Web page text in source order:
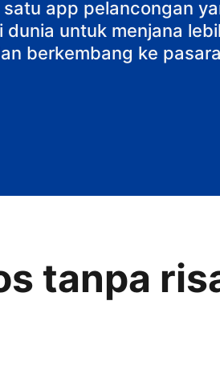
app pelancongan
dunia untuk menjana
berkembang ke
tanpa